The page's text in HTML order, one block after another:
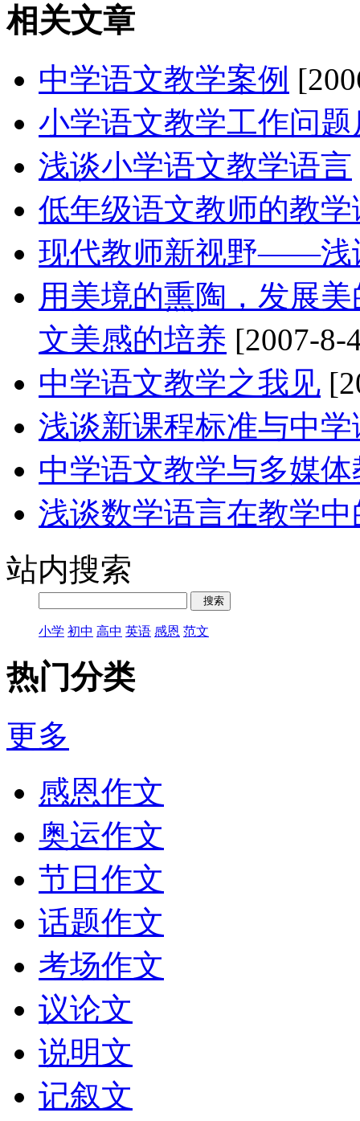
相关文章
中学语文教学案例
小学语文教学工作问
浅谈小学语文教学语言
低年级语文教师的教
现代教师新视野——浅
用美境的熏陶，发展
文美感的培养 [2007-8-
中学语文教学之我见
浅谈新课程标准与中
中学语文教学与多媒
浅谈数学语言在教学
站内搜索
小学 初中 高中 英语 感恩 范文
热门分类
更多
感恩作文
奥运作文
节日作文
话题作文
考场作文
议论文
说明文
记叙文